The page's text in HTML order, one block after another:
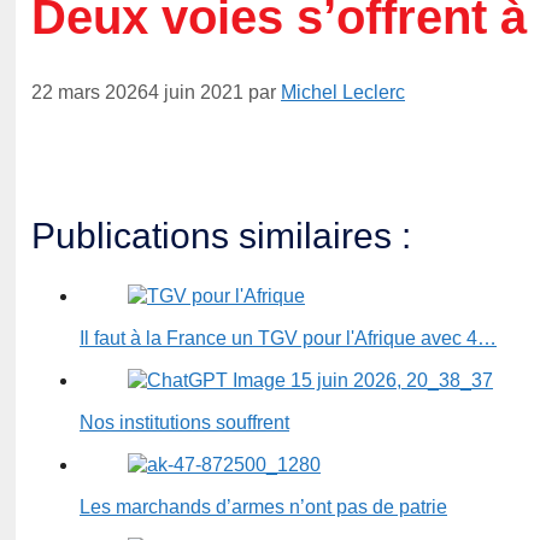
Deux voies s’offrent
22 mars 20264 juin 2021 par Michel Leclerc
Publications similaires :
Il faut à la France un TGV pour l'Afrique avec 4…
Nos institutions souffrent
Les marchands d’armes n’ont pas de patrie